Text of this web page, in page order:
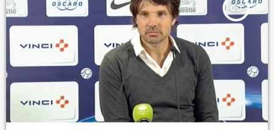
insert_link